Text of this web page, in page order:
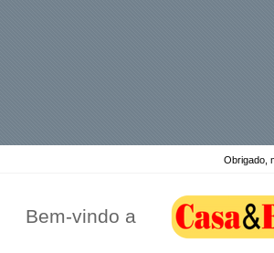
Obrigado,
Bem-vindo a